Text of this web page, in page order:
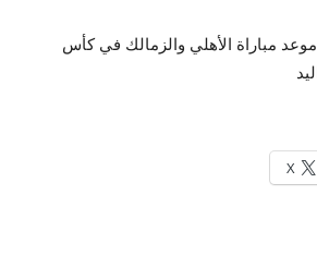
مباراة الأهلي والزمالك في كأس
X